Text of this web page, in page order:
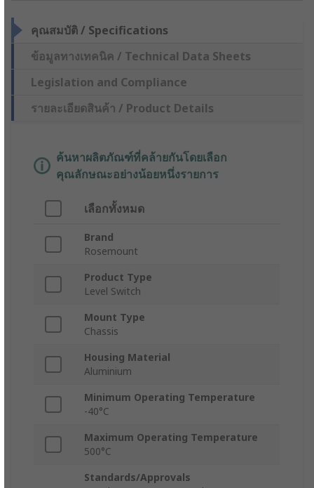
คุณสมบัติ / Specifications
ข้อมูลทางเทคนิค / Technical Data Sheets
Legislation and Compliance
รายละเอียดสินค้า / Product Details
ค้นหาผลิตภัณฑ์ที่คล้ายกันโดยเลือก
คุณลักษณะอย่างน้อยหนึ่งรายการ
เลือกทั้งหมด
Brand
Rosemount
Product Type
Level Switch
Mount Type
Chassis
Housing Material
Aluminium
Minimum Operating Temperature
-40°C
Maximum Operating Temperature
500°C
Standards/Approvals